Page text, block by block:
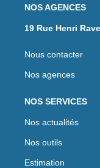
NOS AGENCES
19 Rue Henri
Nous contacter
Nos agences
NOS SERVICES
Nos actualités
Nos outils
Estimation